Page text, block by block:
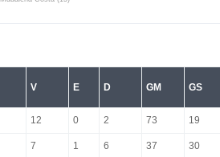
V E D GM GS
12 0 2 73 19
7 1 6 37 30